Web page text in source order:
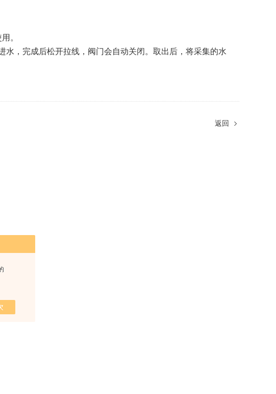
。
，完成后松开拉线，阀门会自动关闭。取出后，将采集的水
返回